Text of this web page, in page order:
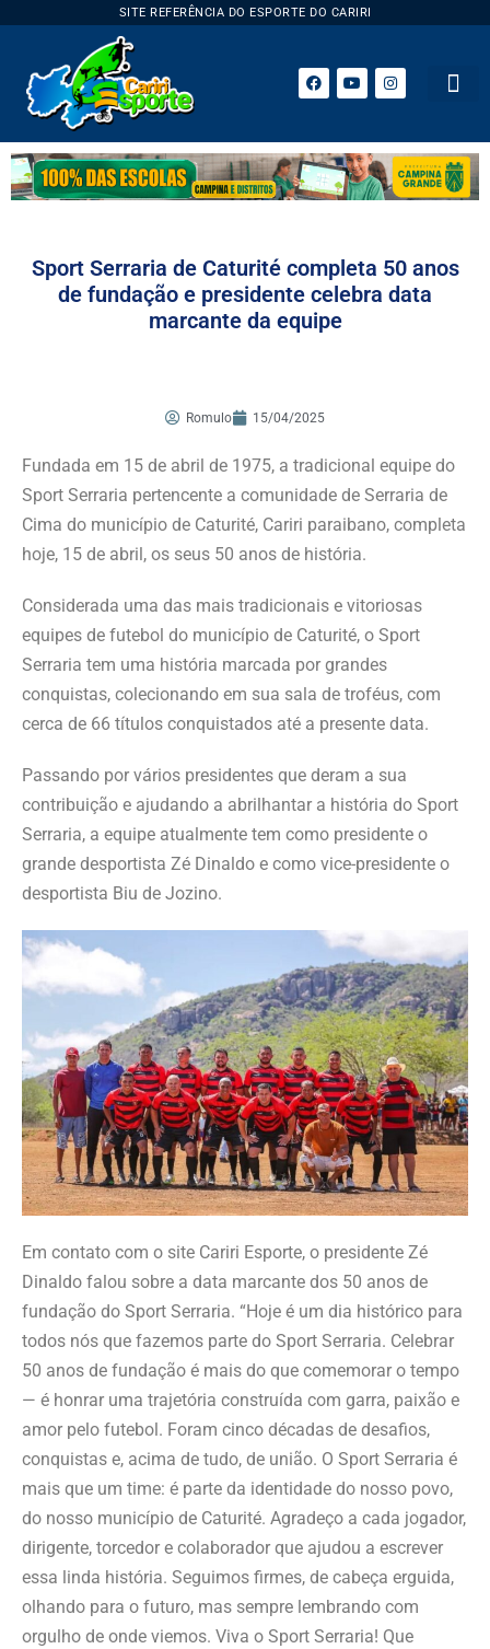
SITE REFERÊNCIA DO ESPORTE DO CARIRI
Sport Serraria de Caturité completa 50 anos
de fundação e presidente celebra data
marcante da equipe
Romulo 15/04/2025
Fundada em 15 de abril de 1975, a tradicional equipe do
Sport Serraria pertencente a comunidade de Serraria de
Cima do município de Caturité, Cariri paraibano, completa
hoje, 15 de abril, os seus 50 anos de história.
Considerada uma das mais tradicionais e vitoriosas
equipes de futebol do município de Caturité, o Sport
Serraria tem uma história marcada por grandes
conquistas, colecionando em sua sala de troféus, com
cerca de 66 títulos conquistados até a presente data.
Passando por vários presidentes que deram a sua
contribuição e ajudando a abrilhantar a história do Sport
Serraria, a equipe atualmente tem como presidente o
grande desportista Zé Dinaldo e como vice-presidente o
desportista Biu de Jozino.
Em contato com o site Cariri Esporte, o presidente Zé
Dinaldo falou sobre a data marcante dos 50 anos de
fundação do Sport Serraria. “Hoje é um dia histórico para
todos nós que fazemos parte do Sport Serraria. Celebrar
50 anos de fundação é mais do que comemorar o tempo
— é honrar uma trajetória construída com garra, paixão e
amor pelo futebol. Foram cinco décadas de desafios,
conquistas e, acima de tudo, de união. O Sport Serraria é
mais que um time: é parte da identidade do nosso povo,
do nosso município de Caturité. Agradeço a cada jogador,
dirigente, torcedor e colaborador que ajudou a escrever
essa linda história. Seguimos firmes, de cabeça erguida,
olhando para o futuro, mas sempre lembrando com
orgulho de onde viemos. Viva o Sport Serraria! Que